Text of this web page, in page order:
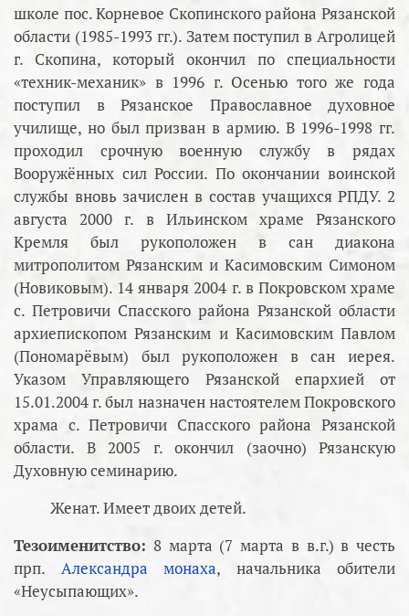
школе пос. Корневое Скопинского района Рязанской
области (1985-1993 гг.). Затем поступил в Агролицей
г. Скопина, который окончил по специальности
«техник-механик» в 1996 г. Осенью того же года
поступил в Рязанское Православное духовное
училище, но был призван в армию. В 1996-1998 гг.
проходил срочную военную службу в рядах
Вооружённых сил России. По окончании воинской
службы вновь зачислен в состав учащихся РПДУ. 2
августа 2000 г. в Ильинском храме Рязанского
Кремля был рукоположен в сан диакона
митрополитом Рязанским и Касимовским Симоном
(Новиковым). 14 января 2004 г. в Покровском храме
с. Петровичи Спасского района Рязанской области
архиепископом Рязанским и Касимовским Павлом
(Пономарёвым) был рукоположен в сан иерея.
Указом Управляющего Рязанской епархией от
15.01.2004 г. был назначен настоятелем Покровского
храма с. Петровичи Спасского района Рязанской
области. В 2005 г. окончил (заочно) Рязанскую
Духовную семинарию.
Женат. Имеет двоих детей.
Тезоименитство: 8 марта (7 марта в в.г.) в честь
прп. Александра монаха, начальника обители
«Неусыпающих».